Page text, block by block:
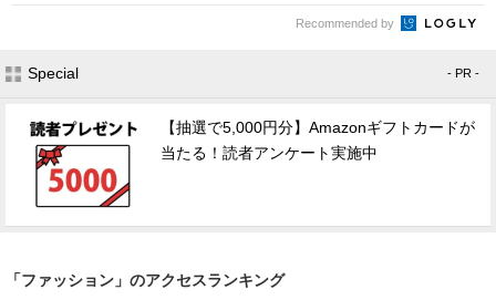
Recommended by
Special - PR -
【抽選で5,000円分】Amazonギフトカードが
当たる！読者アンケート実施中
「ファッション」のアクセスランキング